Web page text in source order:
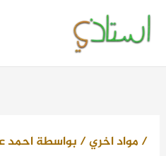
تخطي
إلى
المحتوى
/ مواد اخري/ بواسطةاحمد